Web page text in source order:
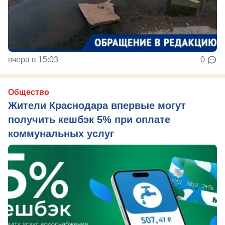
вчера в 15:03 0
Общество
Жители Краснодара впервые могут
получить кешбэк 5% при оплате
коммунальных услуг